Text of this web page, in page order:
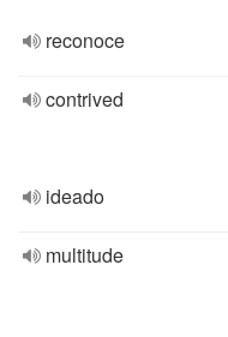
reconoce
contrived
ideado
multitude